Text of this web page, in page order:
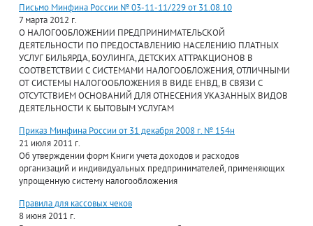
Письмо Минфина России № 03-11-11/229 от 31.08.10
7 марта 2012 г.
О НАЛОГООБЛОЖЕНИИ ПРЕДПРИНИМАТЕЛЬСКОЙ
ДЕЯТЕЛЬНОСТИ ПО ПРЕДОСТАВЛЕНИЮ НАСЕЛЕНИЮ ПЛАТНЫХ
УСЛУГ БИЛЬЯРДА, БОУЛИНГА, ДЕТСКИХ АТТРАКЦИОНОВ В
СООТВЕТСТВИИ С СИСТЕМАМИ НАЛОГООБЛОЖЕНИЯ, ОТЛИЧНЫМИ
ОТ СИСТЕМЫ НАЛОГООБЛОЖЕНИЯ В ВИДЕ ЕНВД, В СВЯЗИ С
ОТСУТСТВИЕМ ОСНОВАНИЙ ДЛЯ ОТНЕСЕНИЯ УКАЗАННЫХ ВИДОВ
ДЕЯТЕЛЬНОСТИ К БЫТОВЫМ УСЛУГАМ
Приказ Минфина России от 31 декабря 2008 г. № 154н
21 июля 2011 г.
Об утверждении форм Книги учета доходов и расходов
организаций и индивидуальных предпринимателей, применяющих
упрощенную систему налогообложения
Правила для кассовых чеков
8 июня 2011 г.